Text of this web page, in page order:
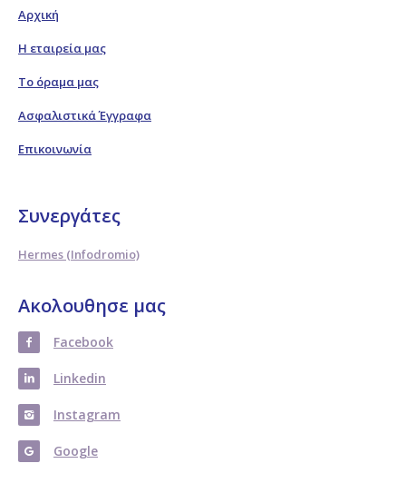
Αρχική
Η εταιρεία μας
Το όραμα μας
Ασφαλιστικά Έγγραφα
Επικοινωνία
Συνεργάτες
Hermes (Infodromio)
Ακολουθησε μας
Facebook
Linkedin
Instagram
Google